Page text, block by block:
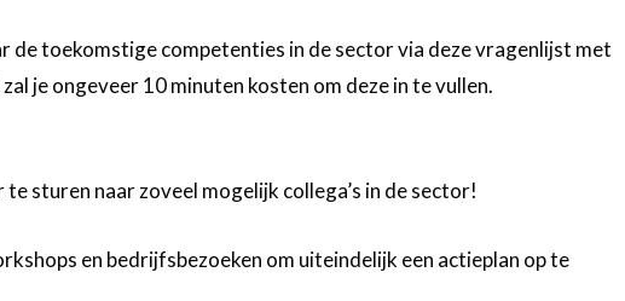
de toekomstige competenties in de sector via deze vragenlijst met
je ongeveer 10 minuten kosten om deze in te vullen.
sturen naar zoveel mogelijk collega’s in de sector!
en bedrijfsbezoeken om uiteindelijk een actieplan op te